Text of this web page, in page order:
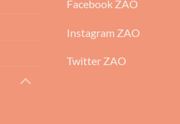
Facebook ZAO
Instagram ZAO
Twitter ZAO